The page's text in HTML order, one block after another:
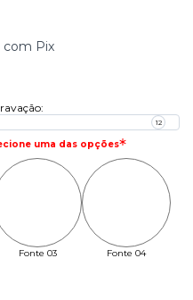
com Pix
:
uma das opções
Fonte 03 Fonte 04